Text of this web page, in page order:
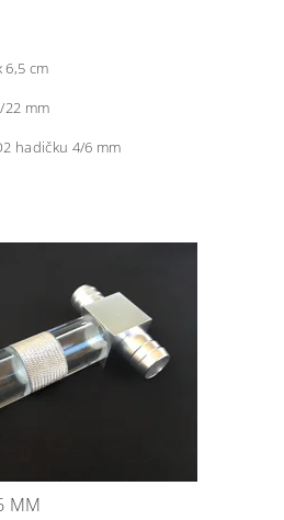
6,5 cm
mm
hadičku 4/6 mm
MM